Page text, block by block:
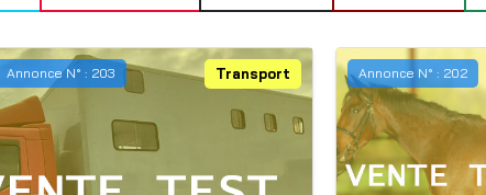
Transport
Annonce N° : 203 Annonce N° : 202